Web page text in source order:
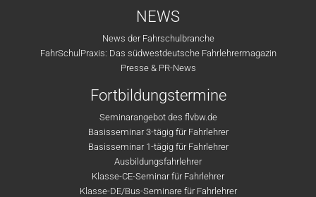
NEWS
News der Fahrschulbranche
FahrSchulPraxis: Das südwestdeutsche Fahrlehrermagazin
Presse & PR-News
Fortbildungstermine
Seminarangebot des flvbw.de
Basisseminar 3-tägig für Fahrlehrer
Basisseminar 1-tägig für Fahrlehrer
Ausbildungsfahrlehrer
Klasse-CE-Seminar für Fahrlehrer
Klasse-DE/Bus-Seminare für Fahrlehrer